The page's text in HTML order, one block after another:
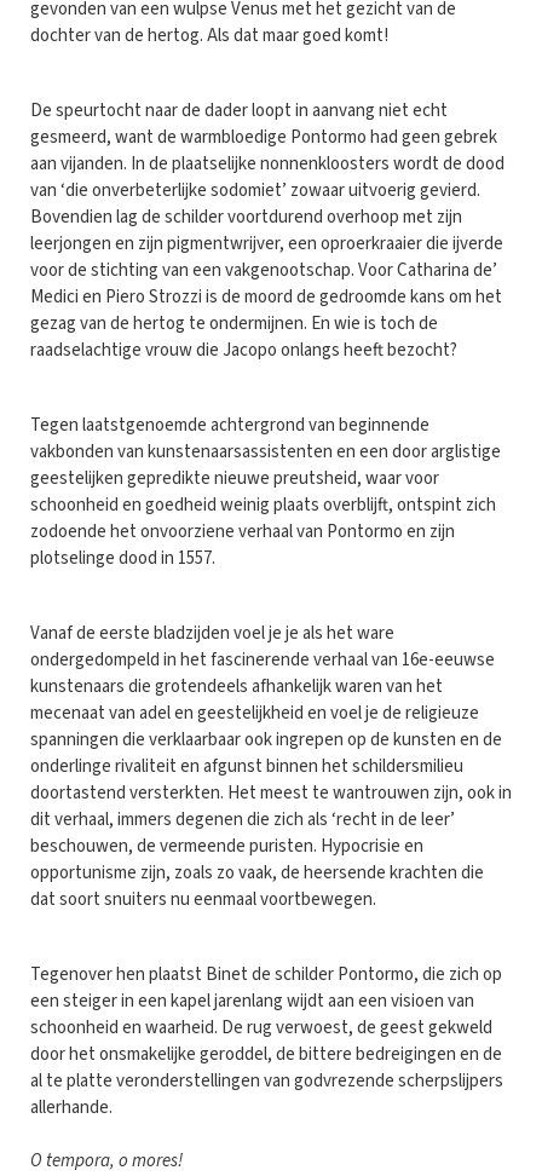
gevonden van een wulpse Venus met het gezicht van de
dochter van de hertog. Als dat maar goed komt!
De speurtocht naar de dader loopt in aanvang niet echt
gesmeerd, want de warmbloedige Pontormo had geen gebrek
aan vijanden. In de plaatselijke nonnenkloosters wordt de dood
van ‘die onverbeterlijke sodomiet’ zowaar uitvoerig gevierd.
Bovendien lag de schilder voortdurend overhoop met zijn
leerjongen en zijn pigmentwrijver, een oproerkraaier die ijverde
voor de stichting van een vakgenootschap. Voor Catharina de’
Medici en Piero Strozzi is de moord de gedroomde kans om het
gezag van de hertog te ondermijnen. En wie is toch de
raadselachtige vrouw die Jacopo onlangs heeft bezocht?
Tegen laatstgenoemde achtergrond van beginnende
vakbonden van kunstenaarsassistenten en een door arglistige
geestelijken gepredikte nieuwe preutsheid, waar voor
schoonheid en goedheid weinig plaats overblijft, ontspint zich
zodoende het onvoorziene verhaal van Pontormo en zijn
plotselinge dood in 1557.
Vanaf de eerste bladzijden voel je je als het ware
ondergedompeld in het fascinerende verhaal van 16e-eeuwse
kunstenaars die grotendeels afhankelijk waren van het
mecenaat van adel en geestelijkheid en voel je de religieuze
spanningen die verklaarbaar ook ingrepen op de kunsten en de
onderlinge rivaliteit en afgunst binnen het schildersmilieu
doortastend versterkten. Het meest te wantrouwen zijn, ook in
dit verhaal, immers degenen die zich als ‘recht in de leer’
beschouwen, de vermeende puristen. Hypocrisie en
opportunisme zijn, zoals zo vaak, de heersende krachten die
dat soort snuiters nu eenmaal voortbewegen.
Tegenover hen plaatst Binet de schilder Pontormo, die zich op
een steiger in een kapel jarenlang wijdt aan een visioen van
schoonheid en waarheid. De rug verwoest, de geest gekweld
door het onsmakelijke geroddel, de bittere bedreigingen en de
al te platte veronderstellingen van godvrezende scherpslijpers
allerhande.
O tempora, o mores!